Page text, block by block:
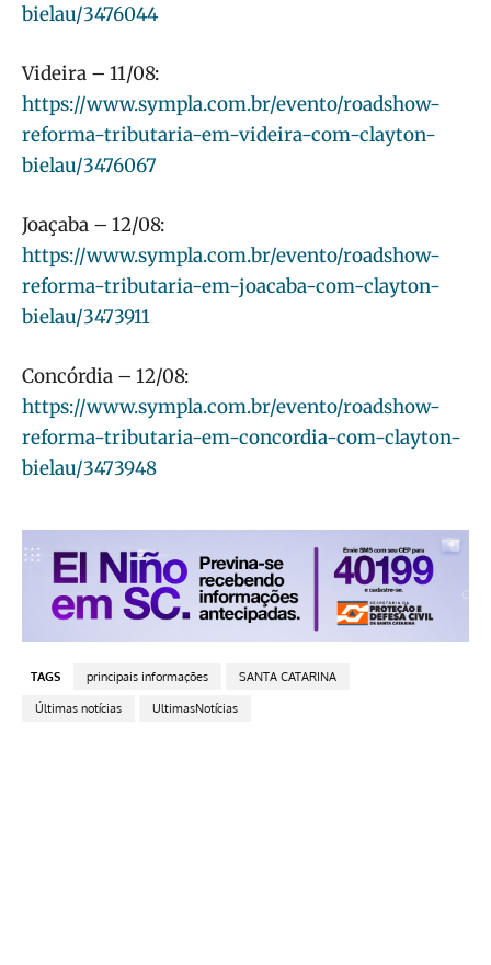
bielau/3476044
Videira – 11/08:
https://www.sympla.com.br/evento/roadshow-
reforma-tributaria-em-videira-com-clayton-
bielau/3476067
Joaçaba – 12/08:
https://www.sympla.com.br/evento/roadshow-
reforma-tributaria-em-joacaba-com-clayton-
bielau/3473911
Concórdia – 12/08:
https://www.sympla.com.br/evento/roadshow-
reforma-tributaria-em-concordia-com-clayton-
bielau/3473948
TAGS principais informações SANTA CATARINA
Últimas notícias UltimasNotícias